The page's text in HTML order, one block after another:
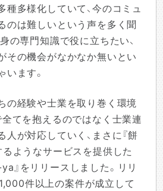
種多様化していて、今のコミュ
のは難しいという声を多く聞
の専門知識で役に立ちたい、
その機会がなかなか無いとい
ます。
の経験や士業を取り巻く環境
全てを抱えるのではなく士業連
が対応していく、まさに『餅
るようなサービスを提供した
』をリリースしました。リリ
件以上の案件が成立して